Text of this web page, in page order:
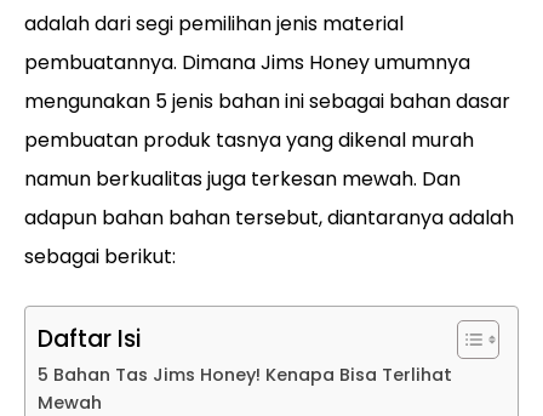
adalah dari segi pemilihan jenis material
pembuatannya. Dimana Jims Honey umumnya
mengunakan 5 jenis bahan ini sebagai bahan dasar
pembuatan produk tasnya yang dikenal murah
namun berkualitas juga terkesan mewah. Dan
adapun bahan bahan tersebut, diantaranya adalah
sebagai berikut:
Daftar Isi
5 Bahan Tas Jims Honey! Kenapa Bisa Terlihat
Mewah